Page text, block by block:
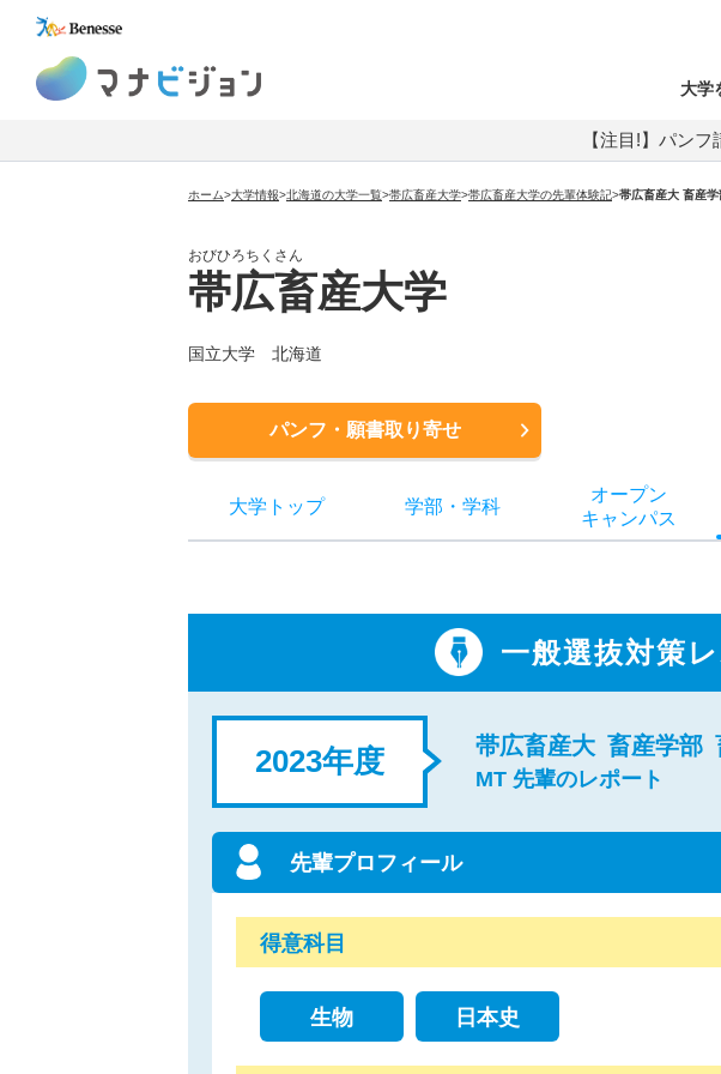
大学
【注目!】パン
ホーム>大学情報>北海道の大学一覧>帯広畜産大学>帯広畜産大学の先輩体験記>帯広畜産大 畜産
おびひろちくさん
帯広畜産大学
国立大学 北海道
パンフ・願書取り寄せ
大学トップ 学部 ・ 学科
オープン
キャンパス
一般選抜対策
2023年度 帯広畜産大 畜産学部
MT 先輩のレポート
先輩プロフィール
得意科目
生物 日本史